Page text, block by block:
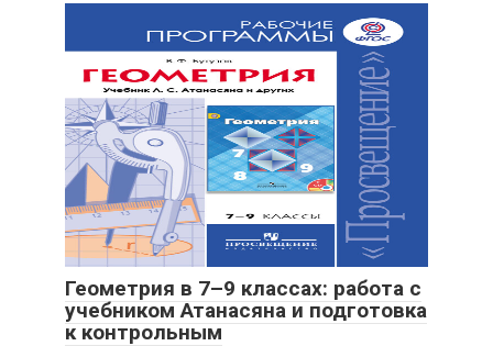
Геометрия в 7–9 классах: работа с
учебником Атанасяна и подготовка
к контрольным